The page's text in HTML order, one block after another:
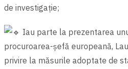
de investigație;
Iau parte la prezentarea
procuroarea-șefă europeană,
privire la măsurile adoptate de